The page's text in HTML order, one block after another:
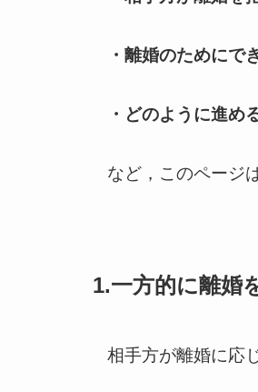
・離婚のためにで
・どのように進め
など，このページ
1.一方的に離婚
相手方が離婚に応